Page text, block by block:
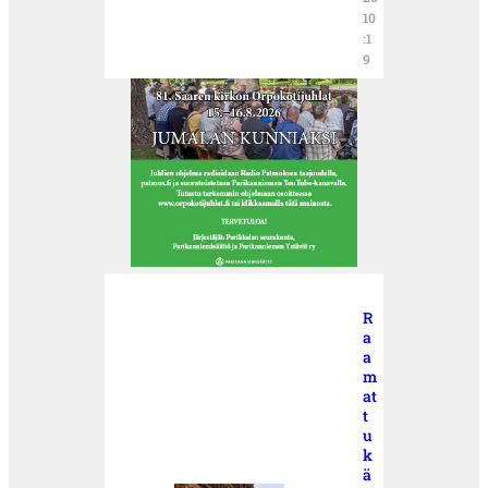
10
:1
9
R
a
a
m
at
t
u
k
ä